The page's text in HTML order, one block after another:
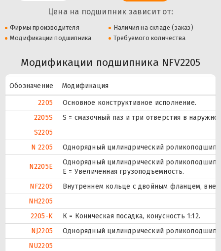
Цена на подшипник зависит от:
Фирмы производителя
Наличия на складе (заказ)
Модификации подшипника
Требуемого количества
Модификации подшипника NFV2205
Обозначение
Модификация
2205
Основное конструктивное исполнение.
2205S
S = смазочный паз и три отверстия в
S2205
N 2205
Однорядный цилиндрический
N2205E
Однорядный цилиндрический
Е = Увеличенная грузоподъемность.
NF2205
Внутреннем кольце с двойным фланцем,
NH2205
2205-K
К = Коническая посадка, конусность 1:12.
NJ2205
Однорядный цилиндрический
NU2205